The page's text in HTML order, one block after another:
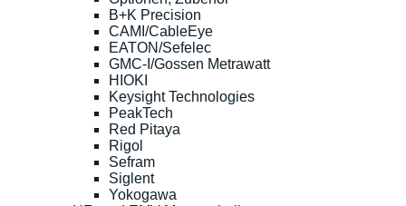
B+K Precision
CAMI/CableEye
EATON/Sefelec
GMC-I/Gossen Metrawatt
HIOKI
Keysight Technologies
PeakTech
Red Pitaya
Rigol
Sefram
Siglent
Yokogawa